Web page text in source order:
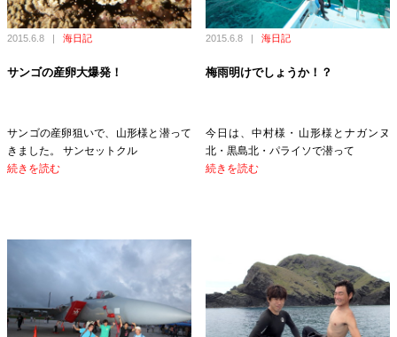
2015.6.8 | 海日記
サンゴの産卵大爆発！
サンゴの産卵狙いで、山形様と潜って
きました。 サンセットクル
続きを読む
2015.6.8 | 海日記
梅雨明けでしょうか！？
今日は、中村様・山形様とナガンヌ
北・黒島北・パライソで潜って
続きを読む